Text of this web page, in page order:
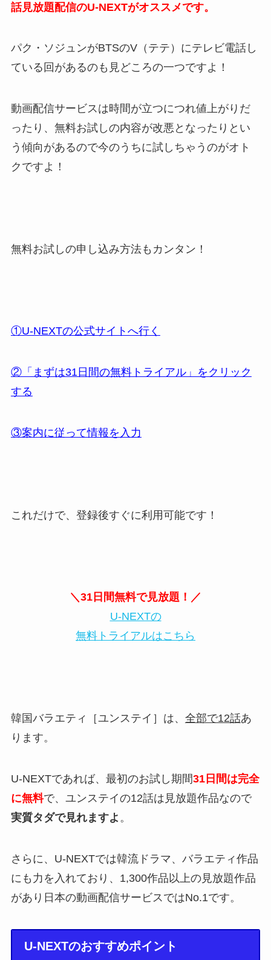
話見放題配信のU-NEXTがオススメです。
パク・ソジュンがBTSのV（テテ）にテレビ電話し
ている回があるのも見どころの一つですよ！
動画配信サービスは時間が立つにつれ値上がりだ
ったり、無料お試しの内容が改悪となったりとい
う傾向があるので今のうちに試しちゃうのがオト
クですよ！
無料お試しの申し込み方法もカンタン！
①U-NEXTの公式サイトへ行く
②「まずは31日間の無料トライアル」をクリック
する
③案内に従って情報を入力
これだけで、登録後すぐに利用可能です！
＼31日間無料で見放題！／
U-NEXTの
無料トライアルはこちら
韓国バラエティ［ユンステイ］は、 全部で12話あ
ります。
U-NEXTであれば、最初のお試し期間31日間は完全
に無料で、ユンステイの12話は見放題作品なので
実質タダで見れますよ 。
さらに、U-NEXTでは韓流ドラマ、バラエティ作品
にも力を入れており、1,300作品以上の見放題作品
があり日本の動画配信サービスではNo.1です。
U-NEXTのおすすめポイント